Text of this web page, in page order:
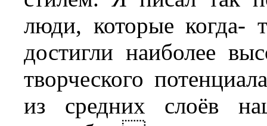
люди, которые когда-
достигли наиболее
творческого
из средних слоёв